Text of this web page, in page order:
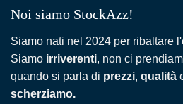
Noi siamo StockAzz!
Siamo nati nel 2024 per ribaltare
Siamo irriverenti, non ci
quando si parla di prezzi, qualità
scherziamo.